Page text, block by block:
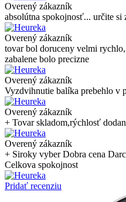
Overený zákazník
absolútna spokojnosť... určite si
Overený zákazník
tovar bol doruceny velmi
zabalene bolo precizne
Overený zákazník
Vyzdvihnutie balíka prebehlo v
Overený zákazník
+ Tovar skladom,rýchlosť
Overený zákazník
+ Siroky vyber Dobra cena
Celkova spokojnost
Pridať recenziu